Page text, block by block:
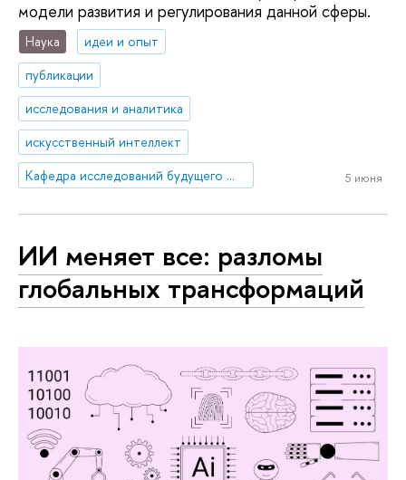
модели развития и регулирования данной сферы.
Наука
идеи и опыт
публикации
исследования и аналитика
искусственный интеллект
Кафедра исследований будущего ЮНЕСКО
5 июня
ИИ меняет все: разломы
глобальных трансформаций